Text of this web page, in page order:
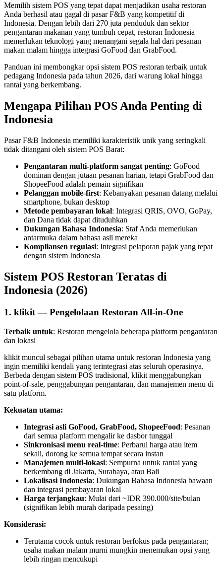
Memilih sistem POS yang tepat dapat menjadikan usaha restoran
Anda berhasil atau gagal di pasar F&B yang kompetitif di
Indonesia. Dengan lebih dari 270 juta penduduk dan sektor
pengantaran makanan yang tumbuh cepat, restoran Indonesia
memerlukan teknologi yang menangani segala hal dari pesanan
makan malam hingga integrasi GoFood dan GrabFood.
Panduan ini membongkar opsi sistem POS restoran terbaik untuk
pedagang Indonesia pada tahun 2026, dari warung lokal hingga
rantai yang berkembang.
Mengapa Pilihan POS Anda Penting di
Indonesia
Pasar F&B Indonesia memiliki karakteristik unik yang seringkali
tidak ditangani oleh sistem POS Barat:
Pengantaran multi-platform sangat penting: GoFood
dominan dengan jutaan pesanan harian, tetapi GrabFood dan
ShopeeFood adalah pemain signifikan
Pelanggan mobile-first: Kebanyakan pesanan datang melalui
smartphone, bukan desktop
Metode pembayaran lokal: Integrasi QRIS, OVO, GoPay,
dan Dana tidak dapat dituduhkan
Dukungan Bahasa Indonesia: Staf Anda memerlukan
antarmuka dalam bahasa asli mereka
Kompliansen regulasi: Integrasi pelaporan pajak yang tepat
dengan sistem Indonesia
Sistem POS Restoran Teratas di
Indonesia (2026)
1. klikit — Pengelolaan Restoran All-in-One
Terbaik untuk: Restoran mengelola beberapa platform pengantaran
dan lokasi
klikit muncul sebagai pilihan utama untuk restoran Indonesia yang
ingin memiliki kendali yang terintegrasi atas seluruh operasinya.
Berbeda dengan sistem POS tradisional, klikit menggabungkan
point-of-sale, penggabungan pengantaran, dan manajemen menu di
satu platform.
Kekuatan utama:
Integrasi asli GoFood, GrabFood, ShopeeFood: Pesanan
dari semua platform mengalir ke dasbor tunggal
Sinkronisasi menu real-time: Perbarui harga atau item
sekali, dorong ke semua tempat secara instan
Manajemen multi-lokasi: Sempurna untuk rantai yang
berkembang di Jakarta, Surabaya, atau Bali
Lokalisasi Indonesia: Dukungan Bahasa Indonesia bawaan
dan integrasi pembayaran lokal
Harga terjangkau: Mulai dari ~IDR 390.000/site/bulan
(signifikan lebih murah daripada pesaing)
Konsiderasi:
Terutama cocok untuk restoran berfokus pada pengantaran;
usaha makan malam murni mungkin menemukan opsi yang
lebih ringan mencukupi